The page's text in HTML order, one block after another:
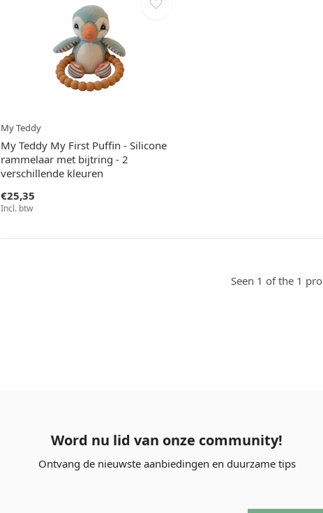
My Teddy
My Teddy My First Puffin - Silicone
rammelaar met bijtring - 2
verschillende kleuren
€25,35
Incl. btw
Seen 1 of the 1
Word nu lid van onze community!
Ontvang de nieuwste aanbiedingen en duurzame tips